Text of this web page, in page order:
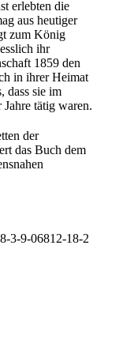
erlebten die
aus heutiger
zum König
ihr
1859 den
in ihrer Heimat
dass sie im
tätig waren.
der
das Buch dem
3-9-06812-18-2